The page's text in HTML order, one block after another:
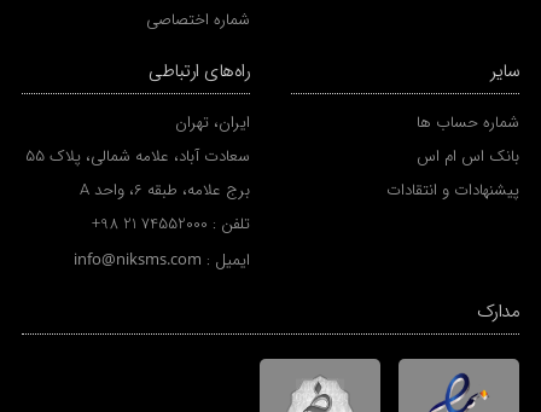
شماره اختصاصی
سایر
شماره حساب ها
بانک اس ام اس
پیشنهادات و انتقادات
راه‌های ارتباطی
ایران، تهران
سعادت آباد، علامه شمالی، پلاک 55
برج علامه، طبقه 6، واحد A
تلفن : +98 21 74552000
ایمیل : info@niksms.com
مدارک